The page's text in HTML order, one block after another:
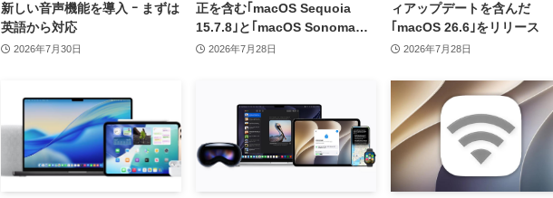
新しい音声機能を導入 ｰ まずは
英語から対応
2026年7月30日
正を含む｢macOS Sequoia
15.7.8｣と｢macOS Sonoma
14.8.8｣をリリース
2026年7月28日
ィアップデートを含んだ
｢macOS 26.6｣をリリース
2026年7月28日